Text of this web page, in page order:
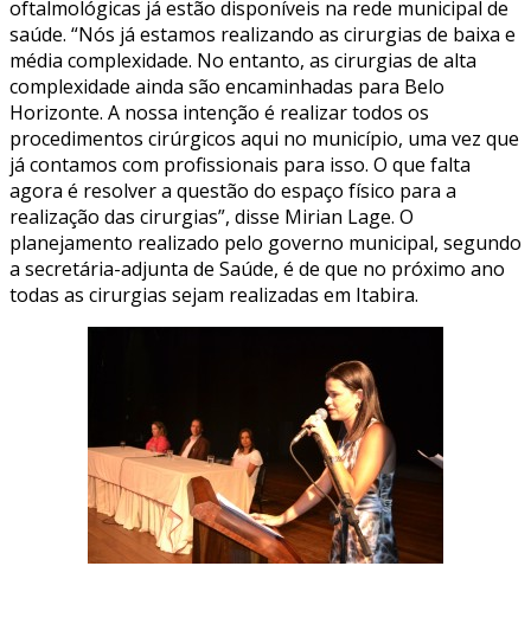
oftalmológicas já estão disponíveis na rede municipal de
saúde. “Nós já estamos realizando as cirurgias de baixa e
média complexidade. No entanto, as cirurgias de alta
complexidade ainda são encaminhadas para Belo
Horizonte. A nossa intenção é realizar todos os
procedimentos cirúrgicos aqui no município, uma vez que
já contamos com profissionais para isso. O que falta
agora é resolver a questão do espaço físico para a
realização das cirurgias”, disse Mirian Lage. O
planejamento realizado pelo governo municipal, segundo
a secretária-adjunta de Saúde, é de que no próximo ano
todas as cirurgias sejam realizadas em Itabira.